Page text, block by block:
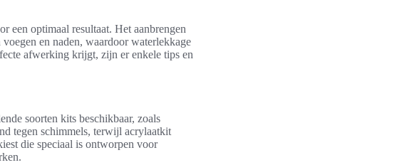
een optimaal resultaat. Het aanbrengen
en naden, waardoor waterlekkage
afwerking krijgt, zijn er enkele tips en
soorten kits beschikbaar, zoals
tegen schimmels, terwijl acrylaatkit
die speciaal is ontworpen voor